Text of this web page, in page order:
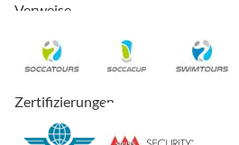
Verweise
Zertifizierungen